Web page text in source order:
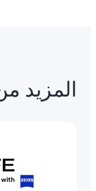
المزيد